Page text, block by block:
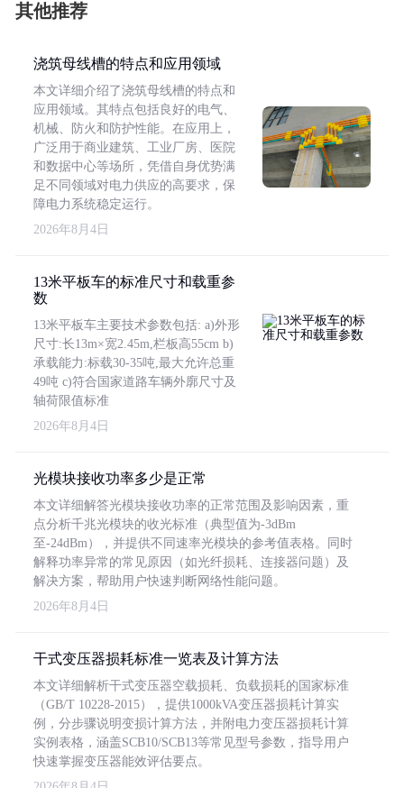
其他推荐
浇筑母线槽的特点和应用领域
本文详细介绍了浇筑母线槽的特点和
应用领域。其特点包括良好的电气、
机械、防火和防护性能。在应用上，
广泛用于商业建筑、工业厂房、医院
和数据中心等场所，凭借自身优势满
足不同领域对电力供应的高要求，保
障电力系统稳定运行。
2026年8月4日
13米平板车的标准尺寸和载重参
数
13米平板车主要技术参数包括: a)外形
尺寸:长13m×宽2.45m,栏板高55cm b)
承载能力:标载30-35吨,最大允许总重
49吨 c)符合国家道路车辆外廓尺寸及
轴荷限值标准
2026年8月4日
光模块接收功率多少是正常
本文详细解答光模块接收功率的正常范围及影响因素，重
点分析千兆光模块的收光标准（典型值为-3dBm
至-24dBm），并提供不同速率光模块的参考值表格。同时
解释功率异常的常见原因（如光纤损耗、连接器问题）及
解决方案，帮助用户快速判断网络性能问题。
2026年8月4日
干式变压器损耗标准一览表及计算方法
本文详细解析干式变压器空载损耗、负载损耗的国家标准
（GB/T 10228-2015），提供1000kVA变压器损耗计算实
例，分步骤说明变损计算方法，并附电力变压器损耗计算
实例表格，涵盖SCB10/SCB13等常见型号参数，指导用户
快速掌握变压器能效评估要点。